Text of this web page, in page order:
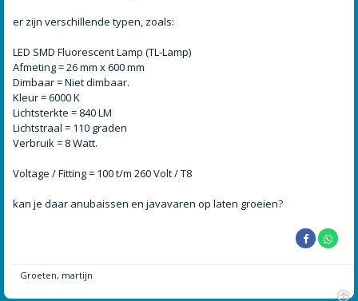
er zijn verschillende typen, zoals:
LED SMD Fluorescent Lamp (TL-Lamp)
Afmeting = 26 mm x 600 mm
Dimbaar = Niet dimbaar.
Kleur = 6000 K
Lichtsterkte = 840 LM
Lichtstraal = 110 graden
Verbruik = 8 Watt.
Voltage / Fitting = 100 t/m 260 Volt / T8
kan je daar anubaissen en javavaren op laten groeien?
Groeten, martijn